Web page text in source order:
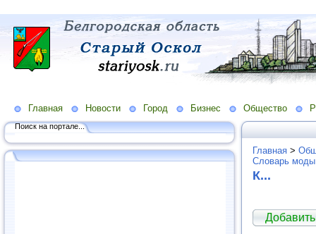
Главная Новости Город Бизнес Общество
Поиск на портале...
Главная >
Словарь
К...